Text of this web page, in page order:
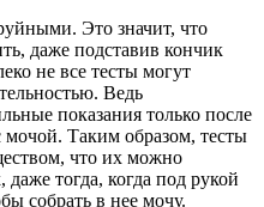
Это значит, что
даже подставив кончик
не все тесты могут
Ведь
показания только после
мочой. Таким образом, тесты
что их можно
тогда, когда под рукой
собрать в нее мочу.